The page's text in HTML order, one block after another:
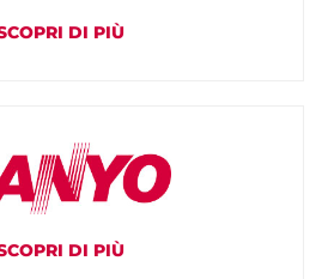
DI PIÙ
DI PIÙ